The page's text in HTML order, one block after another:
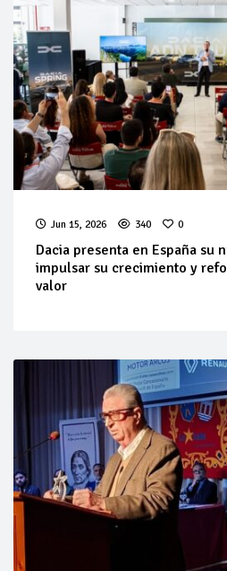
Jun 15, 2026 340 0
Dacia presenta en España su
impulsar su crecimiento y
valor